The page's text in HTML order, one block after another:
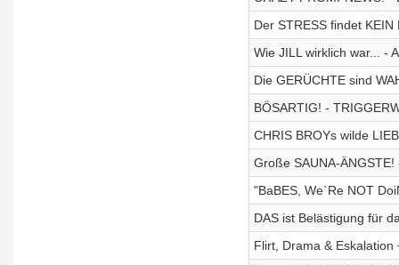
Der STRESS findet
Wie JILL wirklich war... -
Die GERÜCHTE sind
BÖSARTIG! -
CHRIS BROYs wilde
Große SAUNA-
"BaBES, We`Re NOT
DAS ist Belästigung für
Flirt, Drama & Eskalation